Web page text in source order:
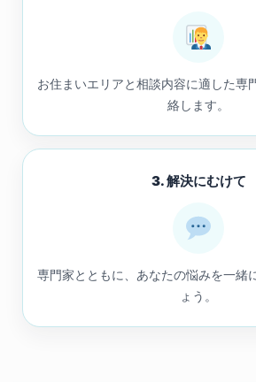
お住まいエリアと相談内容に適した専
絡します。
3. 解決にむけて
専門家とともに、あなたの悩みを一緒
ょう。